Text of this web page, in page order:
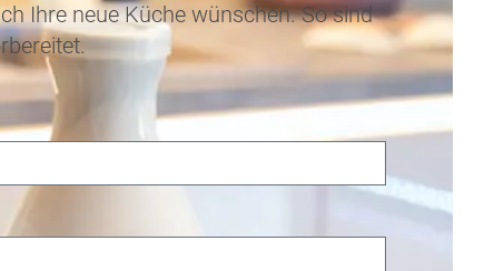
Ihre neue Küche wünschen. So sind